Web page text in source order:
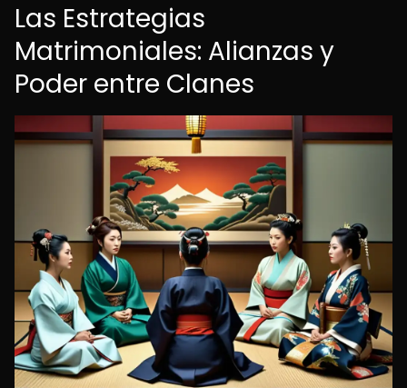
Las Estrategias
Matrimoniales: Alianzas y
Poder entre Clanes